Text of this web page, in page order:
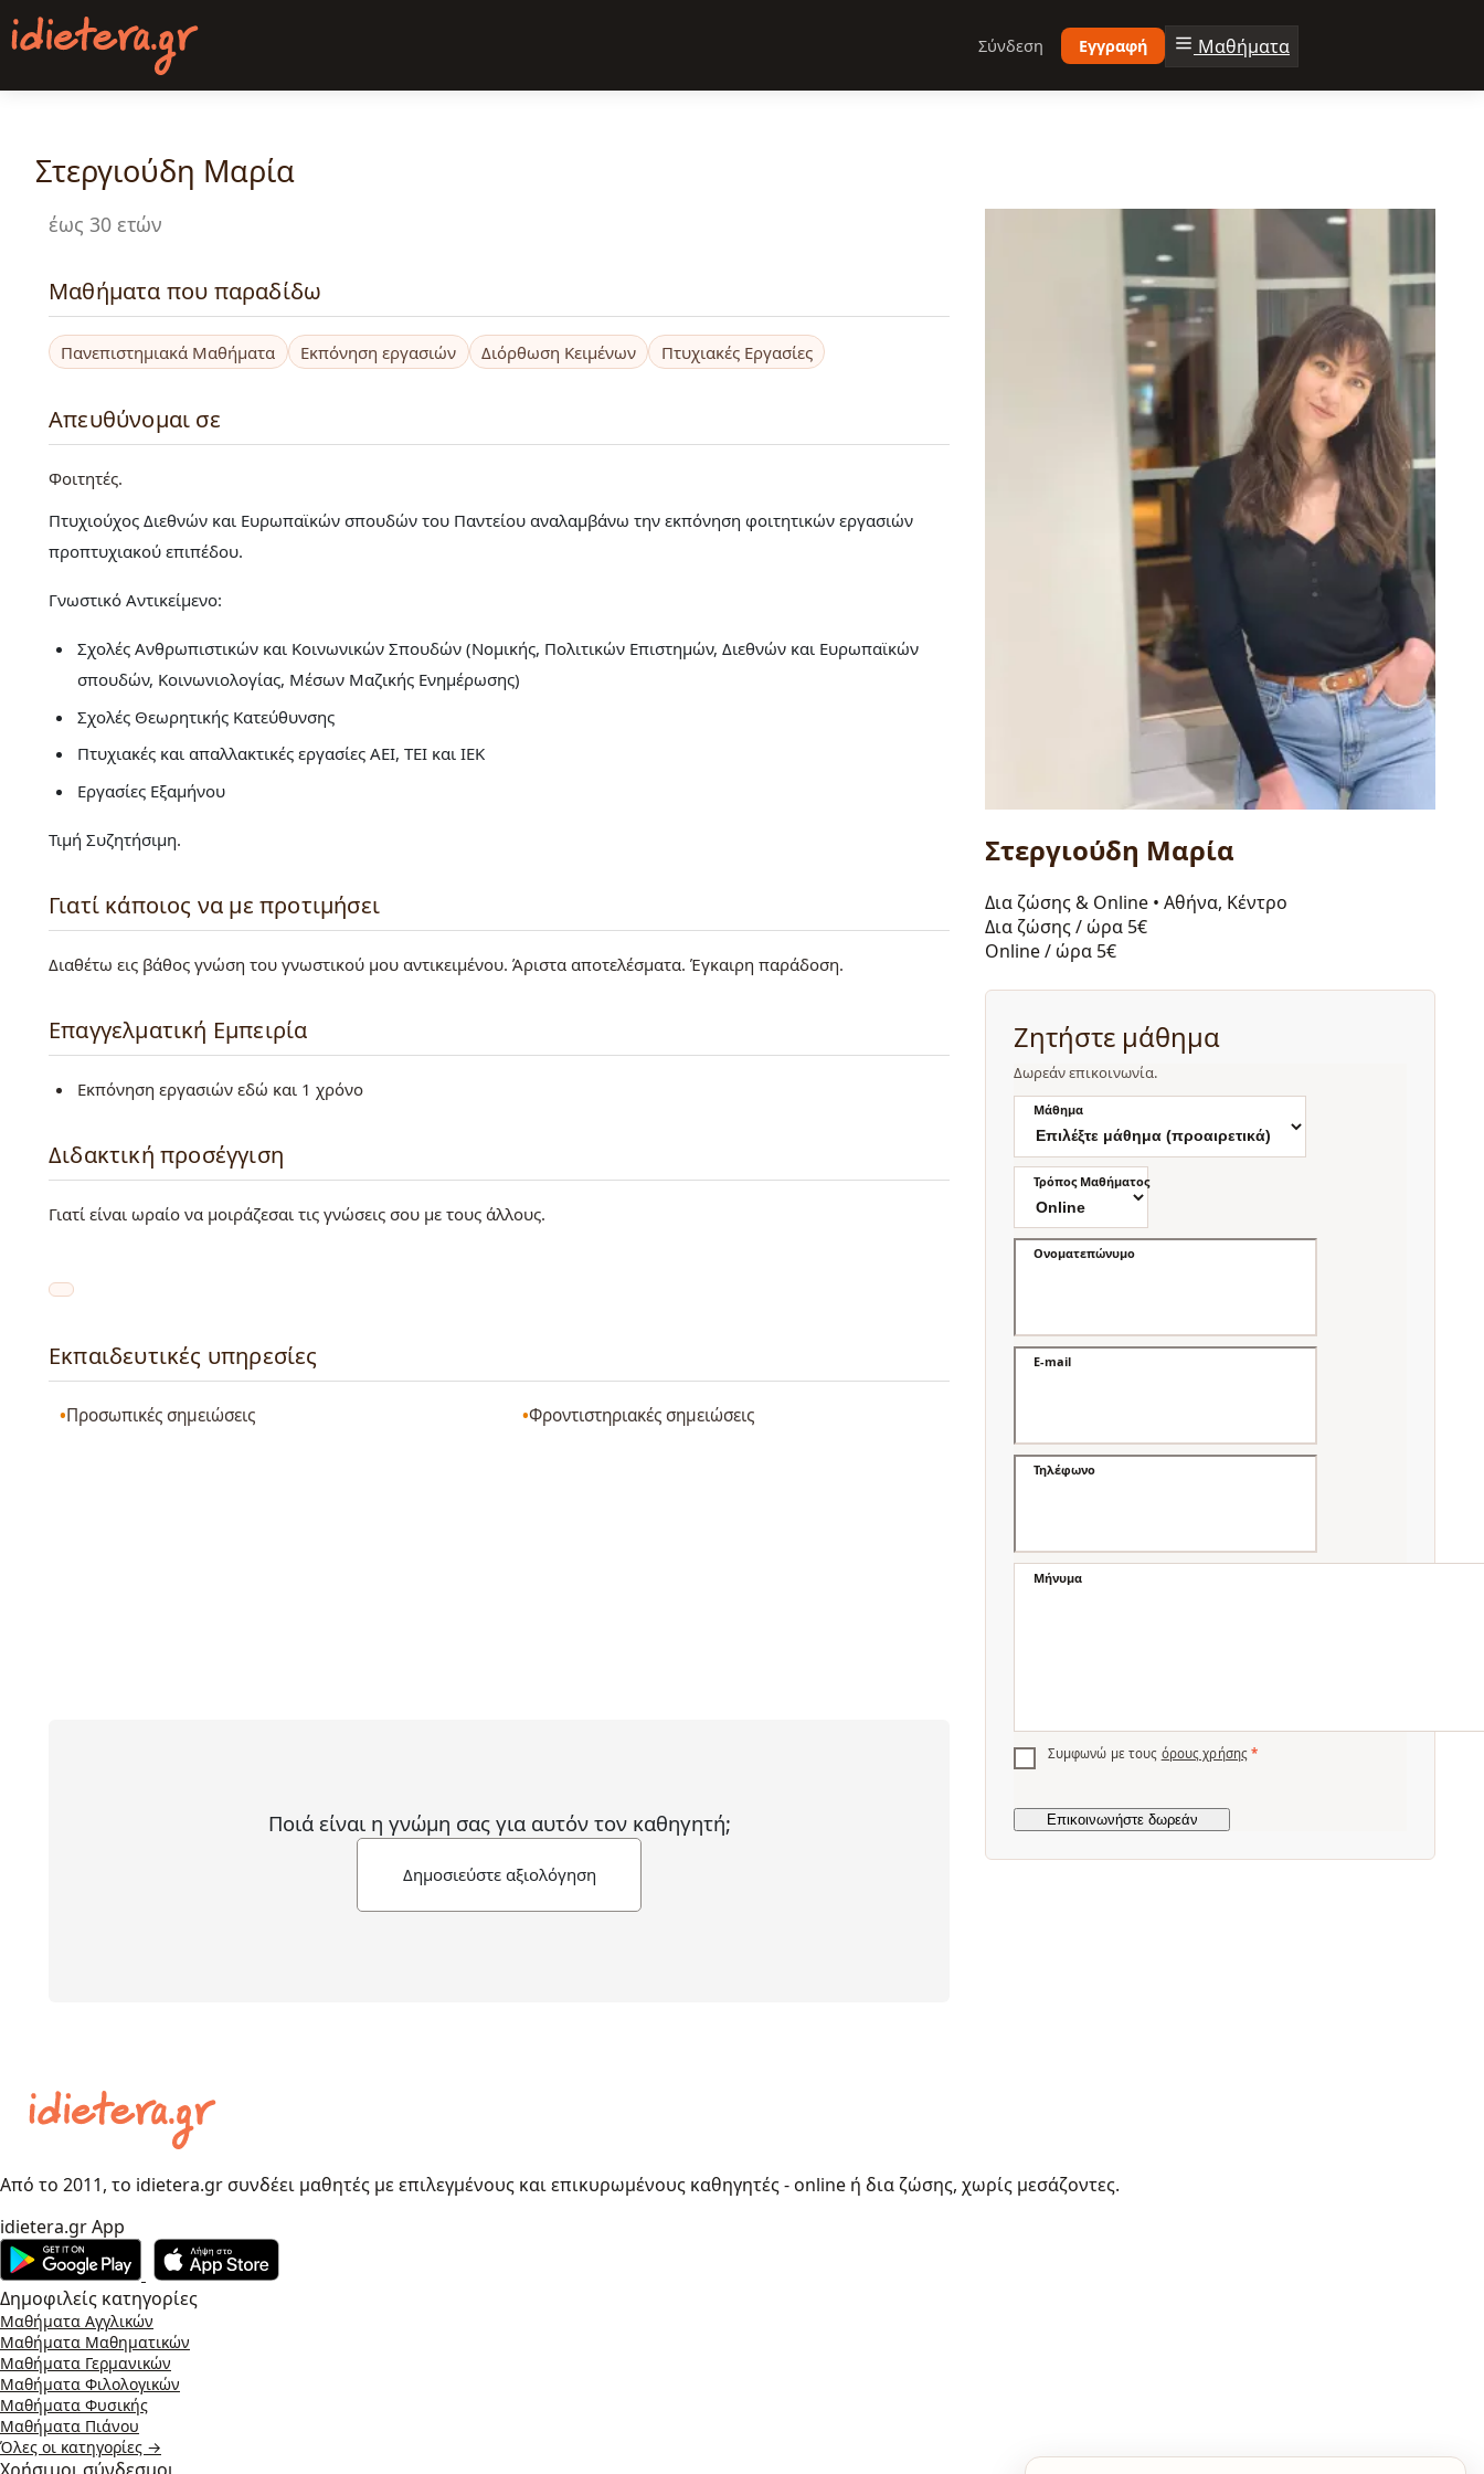
Παράκαμψη
προς
κυρίως
Σύνδεση Εγγραφή Μαθήματα
Στεργιούδη Μαρία
έως 30 ετών
Μαθήματα που παραδίδω
Πανεπιστημιακά Μαθήματα Εκπόνηση εργασιών Διόρθωση Κειμένων Πτυχιακές Εργασίες
Απευθύνομαι σε
Φοιτητές
Πτυχιούχος Διεθνών και Ευρωπαϊκών σπουδών του Παντείου αναλαμβάνω την εκπόνηση φοιτητικών εργασιών
προπτυχιακού επιπέδου.
Γνωστικό Αντικείμενο:
Σχολές Ανθρωπιστικών και Κοινωνικών Σπουδών (Νομικής, Πολιτικών Επιστημών, Διεθνών και Ευρωπαϊκών
σπουδών, Κοινωνιολογίας, Μέσων Μαζικής Ενημέρωσης)
Σχολές Θεωρητικής Κατεύθυνσης
Πτυχιακές και απαλλακτικές εργασίες ΑΕΙ, ΤΕΙ και ΙΕΚ
Εργασίες Εξαμήνου
Τιμή Συζητήσιμη.
Γιατί κάποιος να με προτιμήσει
Διαθέτω εις βάθος γνώση του γνωστικού μου αντικειμένου. Άριστα αποτελέσματα. Έγκαιρη παράδοση.
Επαγγελματική Εμπειρία
Εκπόνηση εργασιών εδώ και 1 χρόνο
Διδακτική προσέγγιση
Γιατί είναι ωραίο να μοιράζεσαι τις γνώσεις σου με τους άλλους.
Εκπαιδευτικές υπηρεσίες
Προσωπικές σημειώσεις Φροντιστηριακές σημειώσεις
Ποιά είναι η γνώμη σας για αυτόν τον καθηγητή;
Δημοσιεύστε αξιολόγηση
Στεργιούδη Μαρία
Δια ζώσης & Online • Αθήνα, Κέντρο
Δια ζώσης / ώρα 5€
Online / ώρα 5€
Ζητήστε μάθημα
Δωρεάν επικοινωνία.
Μάθημα
Τρόπος Μαθήματος
Ονοματεπώνυμο
E-mail
Τηλέφωνο
Μήνυμα
Συμφωνώ με τους όρους χρήσης *
Από το 2011, το idietera.gr συνδέει μαθητές με επιλεγμένους και επικυρωμένους καθηγητές - online ή δια ζώσης, χωρίς μεσάζοντες.
idietera.gr App
Δημοφιλείς κατηγορίες
Μαθήματα Αγγλικών
Μαθήματα Μαθηματικών
Μαθήματα Γερμανικών
Μαθήματα Φιλολογικών
Μαθήματα Φυσικής
Μαθήματα Πιάνου
Όλες οι κατηγορίες →